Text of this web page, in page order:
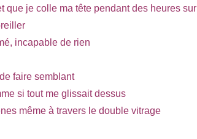
que je colle ma tête pendant des heures sur
incapable de rien
faire semblant
si tout me glissait dessus
même à travers le double vitrage